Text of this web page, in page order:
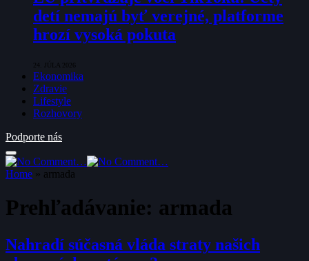
detí nemajú byť verejné, platforme
hrozí vysoká pokuta
24. JÚLA 2026
Ekonomika
Zdravie
Lifestyle
Rozhovory
Podporte nás
Home » armada
Prehľadávanie: armada
Nahradí súčasná vláda straty našich